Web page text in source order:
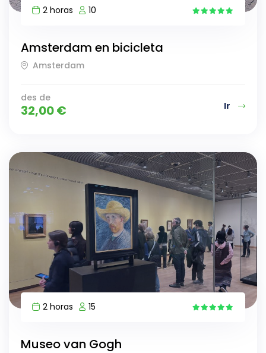
2 horas
10
Amsterdam en bicicleta
Amsterdam
des de
32,00€ Ir
2 horas
15
Museo van Gogh